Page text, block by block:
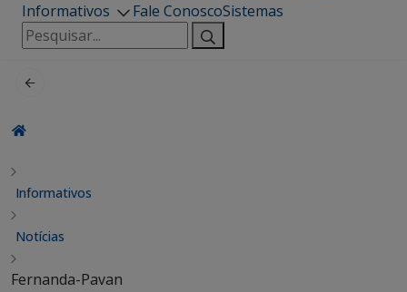
Informativos
Fale ConoscoSistemas
Pesquisar
por:
Informativos
Notícias
Fernanda-Pavan